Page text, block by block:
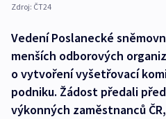
Zdroj: ČT24
Vedení Poslanecké
menších odborových
o vytvoření vyšetřovací
podniku. Žádost předali
výkonných zaměstnanců